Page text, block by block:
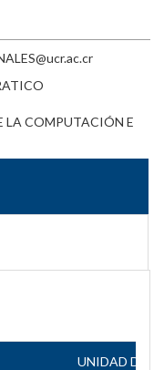
LA COMPUTACIÓN E
UNIDAD DE